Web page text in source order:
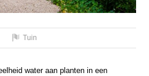
Tuin
water aan planten in een